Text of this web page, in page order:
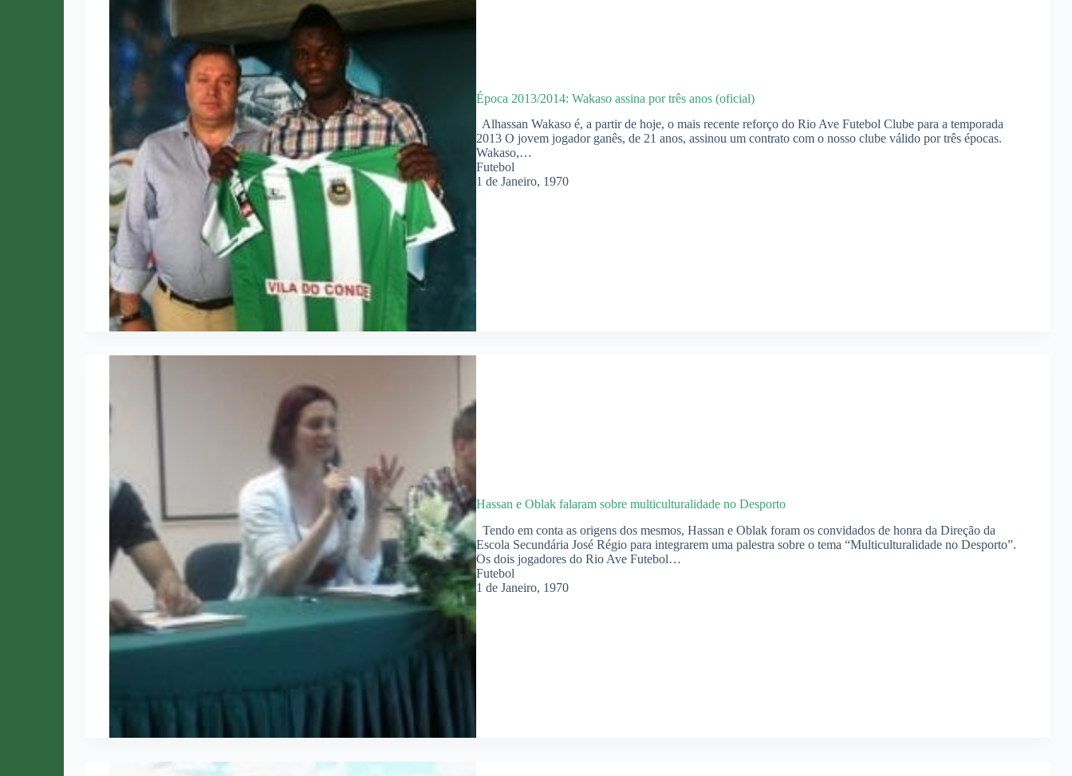
Época 2013/2014: Wakaso assina por três anos (oficial)
Alhassan Wakaso é, a partir de hoje, o mais recente reforço do Rio Ave Futebol Clube para a temporada
2013 O jovem jogador ganês, de 21 anos, assinou um contrato com o nosso clube válido por três épocas.
Wakaso,…
Futebol
1 de Janeiro, 1970
Hassan e Oblak falaram sobre multiculturalidade no Desporto
Tendo em conta as origens dos mesmos, Hassan e Oblak foram os convidados de honra da Direção da
Escola Secundária José Régio para integrarem uma palestra sobre o tema “Multiculturalidade no Desporto”.
Os dois jogadores do Rio Ave Futebol…
Futebol
1 de Janeiro, 1970